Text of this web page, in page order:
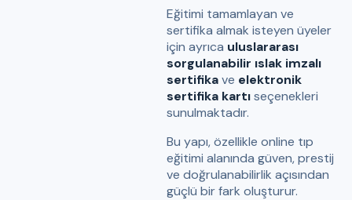
Eğitimi tamamlayan ve
sertifika almak isteyen üyeler
için ayrıca uluslararası
sorgulanabilir ıslak imzalı
sertifikave elektronik
sertifika kartıseçenekleri
sunulmaktadır.
Bu yapı, özellikle online tıp
eğitimi alanında güven, prestij
ve doğrulanabilirlik açısından
güçlü bir fark oluşturur.